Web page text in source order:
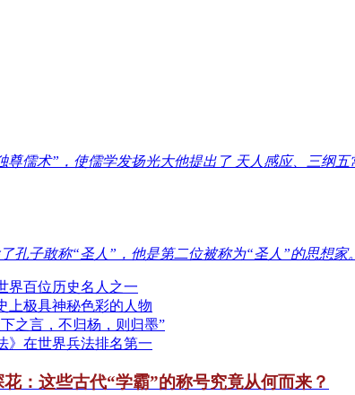
尊儒术”，使儒学发扬光大他提出了 天人感应、三纲五
孔子敢称“圣人”，他是第二位被称为“圣人”的思想家。
界百位历史名人之一
上极具神秘色彩的人物
之言，不归杨，则归墨”
》在世界兵法排名第一
：这些古代“学霸”的称号究竟从何而来？